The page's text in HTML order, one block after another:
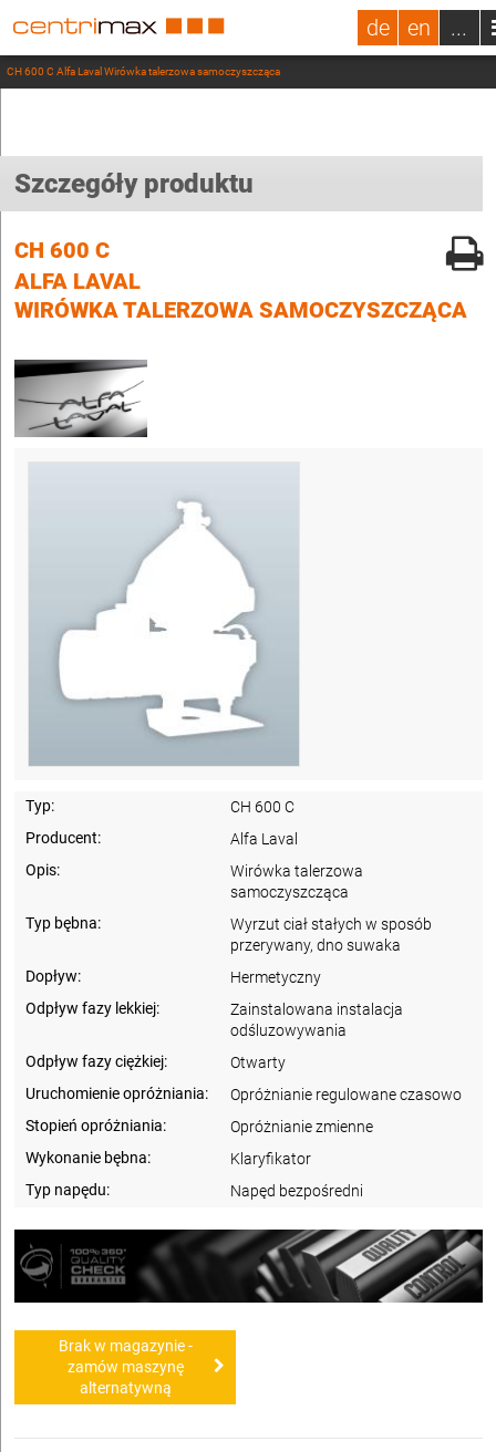
de en ...
CH 600 C Alfa Laval Wirówka talerzowa samoczyszcząca
Szczegóły produktu
CH 600 C
ALFA LAVAL
WIRÓWKA TALERZOWA SAMOCZYSZCZĄCA
Typ:
CH 600 C
Producent:
Alfa Laval
Opis:
Wirówka talerzowa
samoczyszcząca
Typ bębna:
Wyrzut ciał stałych w sposób
przerywany, dno suwaka
Dopływ:
Hermetyczny
Odpływ fazy lekkiej:
Zainstalowana instalacja
odśluzowywania
Odpływ fazy ciężkiej:
Otwarty
Uruchomienie opróżniania:
Opróżnianie regulowane czasowo
Stopień opróżniania:
Opróżnianie zmienne
Wykonanie bębna:
Klaryfikator
Typ napędu:
Napęd bezpośredni
Brak w magazynie -
zamów maszynę
alternatywną